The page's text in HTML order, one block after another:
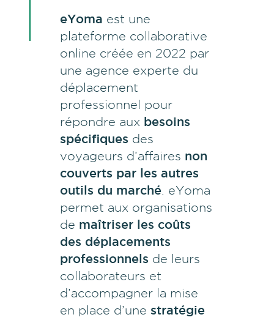
eYoma est une
plateforme collaborative
online créée en 2022 par
une agence experte du
déplacement
professionnel pour
répondre aux besoins
spécifiques des
voyageurs d’affaires non
couverts par les autres
outils du marché. eYoma
permet aux organisations
de maîtriser les coûts
des déplacements
professionnels de leurs
collaborateurs et
d’accompagner la mise
en place d’une stratégie